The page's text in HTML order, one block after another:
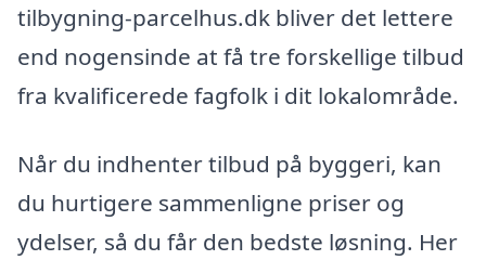
tilbygning-parcelhus.dk bliver det lettere
end nogensinde at få tre forskellige tilbud
fra kvalificerede fagfolk i dit lokalområde.
Når du indhenter tilbud på byggeri, kan
du hurtigere sammenligne priser og
ydelser, så du får den bedste løsning. Her